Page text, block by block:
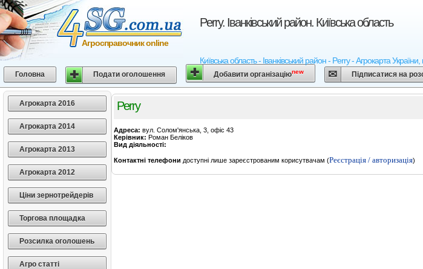
Perry. Іванківський район. Київська область
Київська область - Іванківський район - Perry - Агрокарта
Агросправочник online
Головна Подати оголошення Добавити організаціюnew Підписатися на
Агрокарта 2016
Агрокарта 2014
Агрокарта 2013
Агрокарта 2012
Ціни зернотрейдерів
Торгова площадка
Розсилка оголошень
Агро статті
Perry
Адреса: вул. Солом'янська, 3, офіс 43
Керівник: Роман Беліков
Вид діяльності:
Контактні телефони доступні лише зареєстрованим корисутвачам (Реєстрація / авторизація)